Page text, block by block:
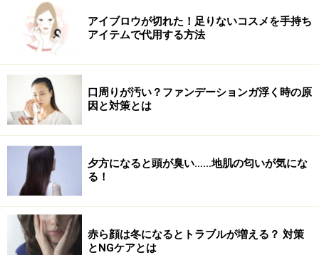
整形っぽいとも疑われないコツ
ばれない整形にはコツがあります
周囲に気づかれる原因の大部分は何と言っても見た目が
変わることです。逆にここを小さくすれば、人知れず二
重にすることができます。親にさえ気づかれない、とい
う方もいます。
・目にとって無理のない、見た目に無理のない幅の二重
のラインにする
アイブロウが切れた！足りないコスメを手持ち
アイテムで代用する方法
口周りが汚い？ファンデーションガ浮く時の原
因と対策とは
夕方になると頭が臭い……地肌の匂いが気にな
る！
赤ら顔は冬になるとトラブルが増える？ 対策
とNGケアとは